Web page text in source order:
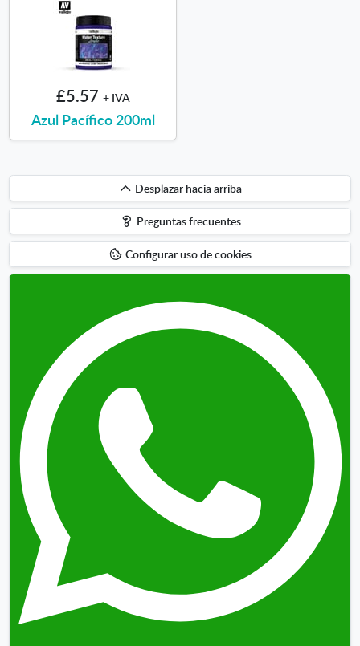
£5.57 + IVA
Azul Pacífico 200ml
Desplazar
hacia
arriba
Desplazar hacia arriba
Preguntas frecuentes
Configurar uso de cookies